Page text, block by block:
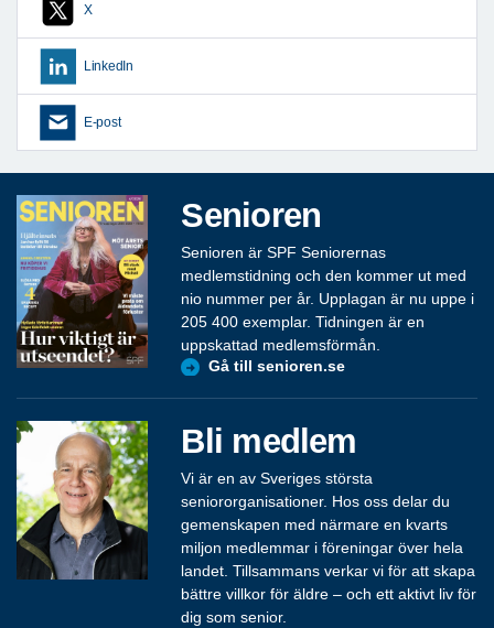
X
LinkedIn
E-post
Senioren
Senioren är SPF Seniorernas
medlemstidning och den kommer ut med
nio nummer per år. Upplagan är nu uppe i
205 400 exemplar. Tidningen är en
uppskattad medlemsförmån.
Gå till senioren.se
Bli medlem
Vi är en av Sveriges största
seniororganisationer. Hos oss delar du
gemenskapen med närmare en kvarts
miljon medlemmar i föreningar över hela
landet. Tillsammans verkar vi för att skapa
bättre villkor för äldre – och ett aktivt liv för
dig som senior.